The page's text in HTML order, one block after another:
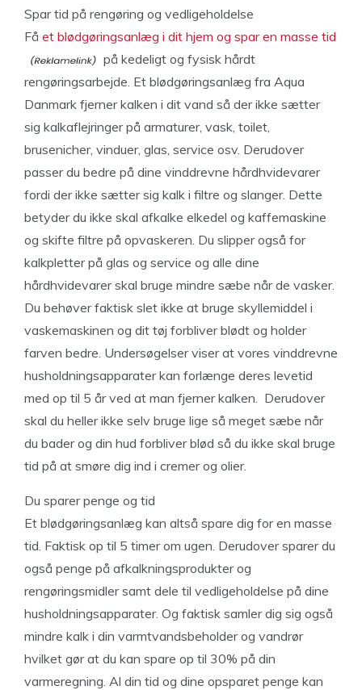
Spar tid på rengøring og vedligeholdelse
Få et blødgøringsanlæg i dit hjem og spar en masse tid
på kedeligt og fysisk hårdt
rengøringsarbejde. Et blødgøringsanlæg fra Aqua
Danmark fjerner kalken i dit vand så der ikke sætter
sig kalkaflejringer på armaturer, vask, toilet,
brusenicher, vinduer, glas, service osv. Derudover
passer du bedre på dine vinddrevne hårdhvidevarer
fordi der ikke sætter sig kalk i filtre og slanger. Dette
betyder du ikke skal afkalke elkedel og kaffemaskine
og skifte filtre på opvaskeren. Du slipper også for
kalkpletter på glas og service og alle dine
hårdhvidevarer skal bruge mindre sæbe når de vasker.
Du behøver faktisk slet ikke at bruge skyllemiddel i
vaskemaskinen og dit tøj forbliver blødt og holder
farven bedre. Undersøgelser viser at vores vinddrevne
husholdningsapparater kan forlænge deres levetid
med op til 5 år ved at man fjerner kalken. Derudover
skal du heller ikke selv bruge lige så meget sæbe når
du bader og din hud forbliver blød så du ikke skal bruge
tid på at smøre dig ind i cremer og olier.
Du sparer penge og tid
Et blødgøringsanlæg kan altså spare dig for en masse
tid. Faktisk op til 5 timer om ugen. Derudover sparer du
også penge på afkalkningsprodukter og
rengøringsmidler samt dele til vedligeholdelse på dine
husholdningsapparater. Og faktisk samler dig sig også
mindre kalk i din varmtvandsbeholder og vandrør
hvilket gør at du kan spare op til 30% på din
varmeregning. Al din tid og dine opsparet penge kan